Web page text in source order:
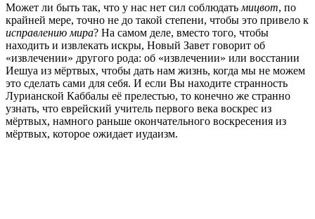
Может ли быть так, что у нас нет сил соблюдать мицвот, по
крайней мере, точно не до такой степени, чтобы это привело к
исправлению мира? На самом деле, вместо того, чтобы
находить и извлекать искры, Новый Завет говорит об
«извлечении» другого рода: об «извлечении» или восстании
Иешуа из мёртвых, чтобы дать нам жизнь, когда мы не можем
это сделать сами для себя. И если Вы находите странность
Лурианской Каббалы её прелестью, то конечно же странно
узнать, что еврейский учитель первого века воскрес из
мёртвых, намного раньше окончательного воскресения из
мёртвых, которое ожидает иудаизм.